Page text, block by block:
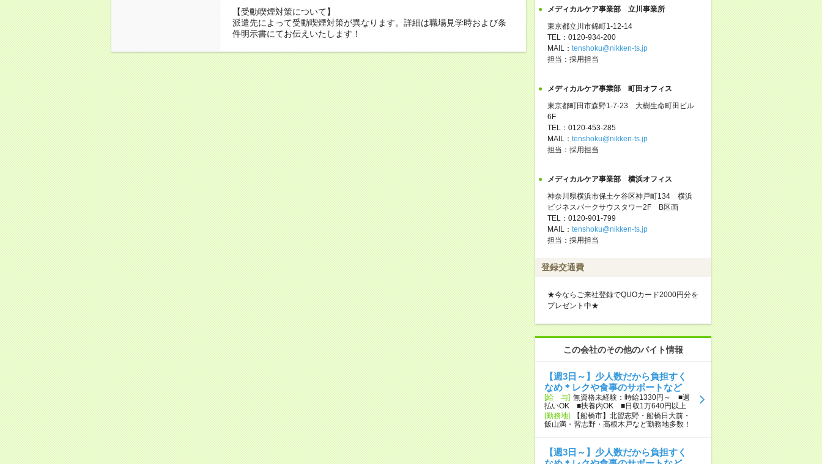
【受動喫煙対策について】
派遣先によって受動喫煙対策が異なります。詳細は職場見学時および条
件明示書にてお伝えいたします！
メディカルケア事業部 立川事業所
東京都立川市錦町1-12-14
TEL：0120-934-200
MAIL： tenshoku@nikken-ts.jp
担当：採用担当
メディカルケア事業部 町田オフィス
東京都町田市森野1-7-23 大樹生命町田ビル
6F
TEL：0120-453-285
MAIL： tenshoku@nikken-ts.jp
担当：採用担当
メディカルケア事業部 横浜オフィス
神奈川県横浜市保土ケ谷区神戸町134 横浜
ビジネスパークサウスタワー2F B区画
TEL：0120-901-799
MAIL： tenshoku@nikken-ts.jp
担当：採用担当
登録交通費
★今ならご来社登録でQUOカード2000円分を
プレゼント中★
この会社のその他のバイト情報
【週3日～】少人数だから負担すく
なめ＊レクや食事のサポートなど
[給 与] 無資格未経験：時給1330円～ ■週
払いOK ■扶養内OK ■日収1万640円以上
[勤務地]
【船橋市】北習志野・船橋日大前・
飯山満・習志野・高根木戸など勤務地多数！
【週3日～】少人数だから負担すく